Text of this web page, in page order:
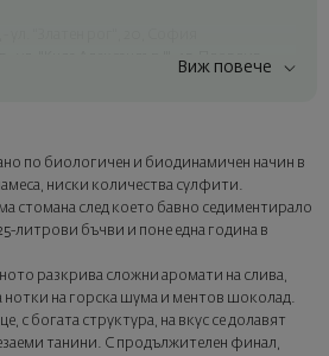
- ул. "Княз Александър I", 45, Пловдив
до адрес в рамките на град София
опаковка и персонализирана
Изберете тази опция в
поръчката.
Виж повече
по биологичен и биодинамичен начин в
ниски количества сулфити.
стомана след което бавно седиментирало
литрови бъчви и поне една година в
разкрива сложни аромати на слива,
нотки на горска шума и ментов шоколад.
с богата структура, на вкус се долавят
танини. С продължителен финал,